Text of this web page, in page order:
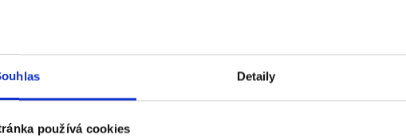
Detaily
používá cookies
Popis